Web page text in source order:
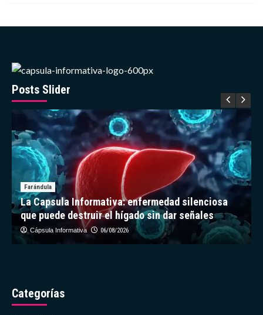
la
Edad
Hielo
un
sapo
extinto
Posts Slider
Farándula
La Capsula Informativa: enfermedad silenciosa
que puede destruir el hígado sin dar señales
Cápsula Informativa 06/08/2026
Categorías